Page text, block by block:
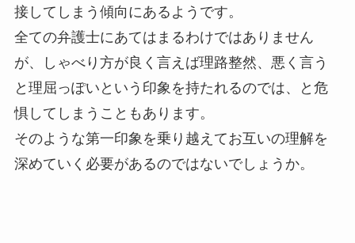
接してしまう傾向にあるようです。
全ての弁護士にあてはまるわけではありません
が、しゃべり方が良く言えば理路整然、悪く言う
と理屈っぽいという印象を持たれるのでは、と危
惧してしまうこともあります。
そのような第一印象を乗り越えてお互いの理解を
深めていく必要があるのではないでしょうか。